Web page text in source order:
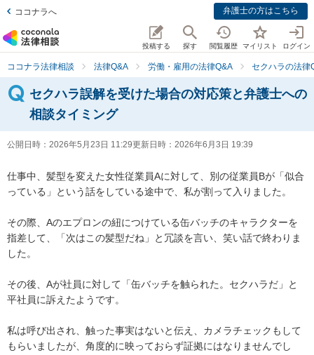
ココナラへ 弁護士の方はこちら
投稿する 探す 閲覧履歴 マイリスト ログイン
ココナラ法律相談 法律Q&A 労働・雇用の法律Q&A セクハラの法律
セクハラ誤解を受けた場合の対応策と弁護士への
相談タイミング
公開日時： 2026年5月23日 11:29更新日時： 2026年6月3日 19:39
仕事中、髪型を変えた女性従業員Aに対して、別の従業員Bが「似合
っている」という話をしている途中で、私が割って入りました。
その際、Aのエプロンの紐につけている缶バッチのキャラクターを
指差して、「次はこの髪型だね」と冗談を言い、笑い話で終わりま
した。
その後、Aが社員に対して「缶バッチを触られた。セクハラだ」と
平社員に訴えたようです。
私は呼び出され、触った事実はないと伝え、カメラチェックもして
もらいましたが、角度的に映っておらず証拠にはなりませんでし